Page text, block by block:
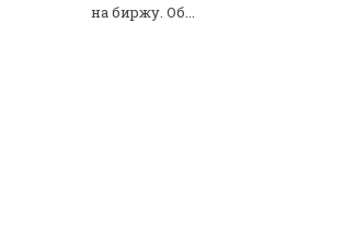
на биржу. Об...